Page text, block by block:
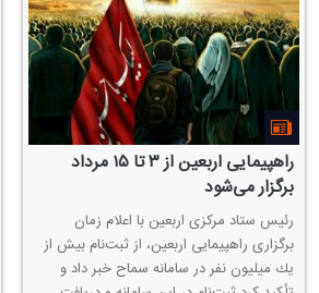
آغاز پیش فروش بلیت قطار‌های
مسافری اربعین
پیش فروش بلیت قطار‌های مسافری سفر‌های
اربعین برای بازه زمانی ۱ تا ۱۶ مرداد از امروز